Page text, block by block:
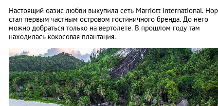
Настоящий оазис любви выкупила сеть Marriott International. Нор
стал первым частным островом гостиничного бренда. До него
можно добраться только на вертолете. В прошлом году там
находилась кокосовая плантация.